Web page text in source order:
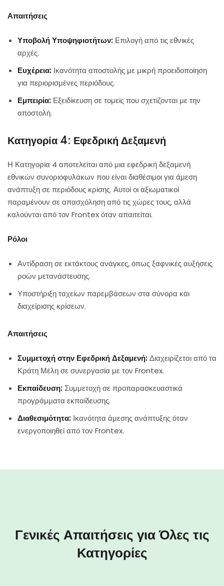
Απαιτήσεις
Υποβολή Υποψηφιοτήτων: Επιλογή από τις εθνικές
αρχές.
Ευχέρεια: Ικανότητα αποστολής με μικρή προειδοποίηση
για περιορισμένες περιόδους.
Εμπειρία: Εξειδίκευση σε τομείς που σχετίζονται με την
αποστολή.
Κατηγορία 4: Εφεδρική Δεξαμενή
Η Κατηγορία 4 αποτελείται από μια εφεδρική δεξαμενή
εθνικών συνοριοφυλάκων που είναι διαθέσιμοι για άμεση
ανάπτυξη σε περιόδους κρίσης. Αυτοί οι αξιωματικοί
παραμένουν σε απασχόληση από τις χώρες τους, αλλά
καλούνται από τον Frontex όταν απαιτείται.
Ρόλοι
Αντίδραση σε εκτάκτους ανάγκες, όπως ξαφνικές αυξήσεις
ροών μετανάστευσης.
Υποστήριξη ταχείων παρεμβάσεων στα σύνορα και
διαχείρισης κρίσεων.
Απαιτήσεις
Συμμετοχή στην Εφεδρική Δεξαμενή:Διαχειρίζεται από τα
Κράτη Μέλη σε συνεργασία με τον Frontex.
Εκπαίδευση:Συμμετοχή σε προπαρασκευαστικά
προγράμματα εκπαίδευσης.
Διαθεσιμότητα: Ικανότητα άμεσης ανάπτυξης όταν
ενεργοποιηθεί από τον Frontex.
Γενικές Απαιτήσεις για Όλες τις
Κατηγορίες